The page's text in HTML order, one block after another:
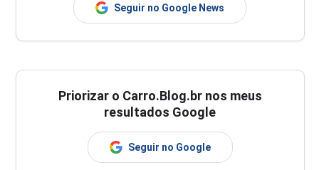
Seguir no Google News
Priorizar o Carro.Blog.br nos meus
resultados Google
Seguir no Google